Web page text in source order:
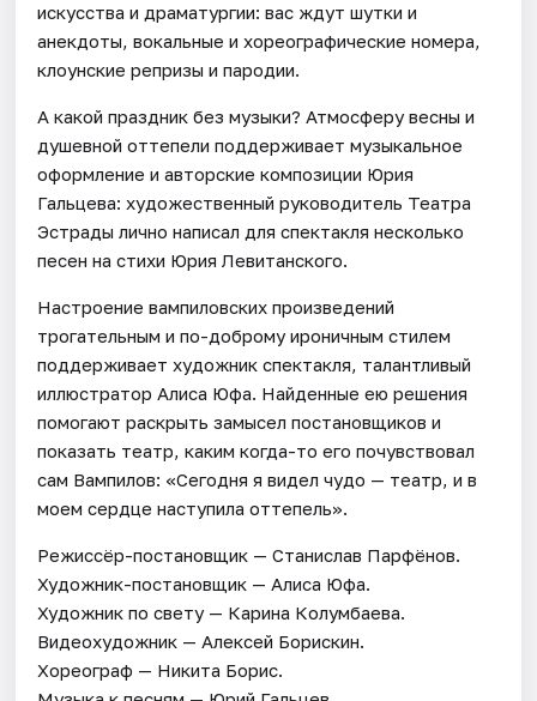
искусства и драматургии: вас ждут шутки и
анекдоты, вокальные и хореографические номера,
клоунские репризы и пародии.
А какой праздник без музыки? Атмосферу весны и
душевной оттепели поддерживает музыкальное
оформление и авторские композиции Юрия
Гальцева: художественный руководитель Театра
Эстрады лично написал для спектакля несколько
песен на стихи Юрия Левитанского.
Настроение вампиловских произведений
трогательным и по-доброму ироничным стилем
поддерживает художник спектакля, талантливый
иллюстратор Алиса Юфа. Найденные ею решения
помогают раскрыть замысел постановщиков и
показать театр, каким когда-то его почувствовал
сам Вампилов: «Сегодня я видел чудо — театр, и в
моем сердце наступила оттепель».
Режиссёр-постановщик — Станислав Парфёнов.
Художник-постановщик — Алиса Юфа.
Художник по свету — Карина Колумбаева.
Видеохудожник — Алексей Борискин.
Хореограф — Никита Борис.